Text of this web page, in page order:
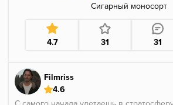
Сигарный моносорт
4.7 31 31
Filmriss
4.6